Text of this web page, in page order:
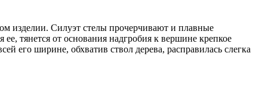
изделии. Силуэт стелы прочерчивают и плавные
тянется от основания надгробия к вершине крепкое
его ширине, обхватив ствол дерева, расправилась слегка